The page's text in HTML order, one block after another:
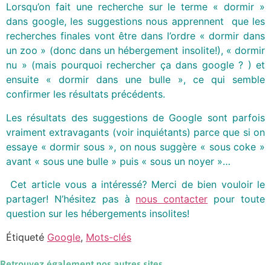
Lorsqu’on fait une recherche sur le terme « dormir »
dans google, les suggestions nous apprennent que les
recherches finales vont être dans l’ordre « dormir dans
un zoo » (donc dans un hébergement insolite!), « dormir
nu » (mais pourquoi rechercher ça dans google ? ) et
ensuite « dormir dans une bulle », ce qui semble
confirmer les résultats précédents.
Les résultats des suggestions de Google sont parfois
vraiment extravagants (voir inquiétants) parce que si on
essaye « dormir sous », on nous suggère « sous coke »
avant « sous une bulle » puis « sous un noyer »…
Cet article vous a intéressé? Merci de bien vouloir le
partager! N’hésitez pas à nous contacter pour toute
question sur les hébergements insolites!
Étiqueté Google, Mots-clés